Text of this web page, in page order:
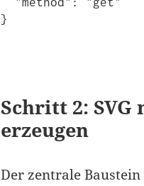
}
Schritt 2:
erzeugen
Der zentrale Baustein